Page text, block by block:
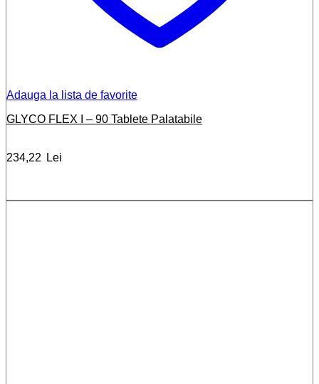
Adauga la lista de favorite
GLYCO FLEX I – 90 Tablete Palatabile
234,22 Lei